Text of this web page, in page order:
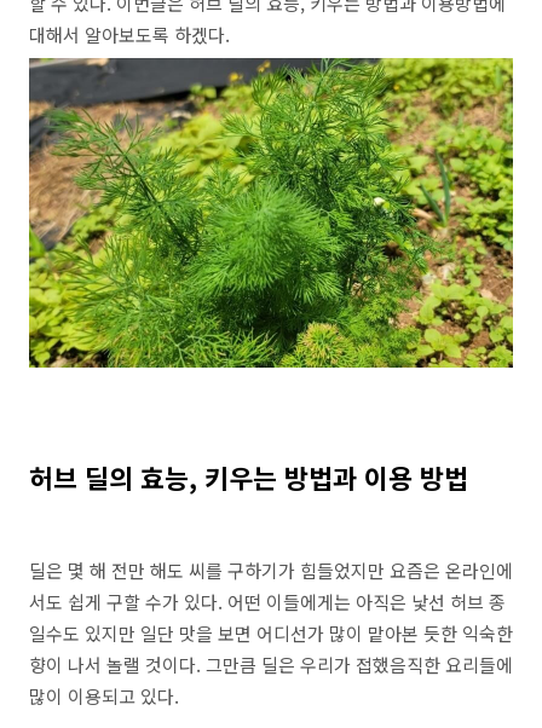
대해서 알아보도록 하겠다.
허브 딜의 효능, 키우는 방법과 이용 방법
딜은 몇 해 전만 해도 씨를 구하기가 힘들었지만 요즘은 온라인에
서도 쉽게 구할 수가 있다. 어떤 이들에게는 아직은 낯선 허브 종
일수도 있지만 일단 맛을 보면 어디선가 많이 맡아본 듯한 익숙한
향이 나서 놀랠 것이다. 그만큼 딜은 우리가 접했음직한 요리들에
많이 이용되고 있다.